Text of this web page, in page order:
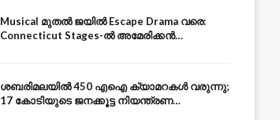
Musical മുതൽ ജയിൽ Escape Drama വരെ:
Connecticut Stages-ൽ അമേരിക്കൻ
ശബരിമലയിൽ 450 എഐ ക്യാമറകൾ വരുന്നു;
17 കോടിയുടെ ജനക്കൂട്ട നിയന്ത്രണ